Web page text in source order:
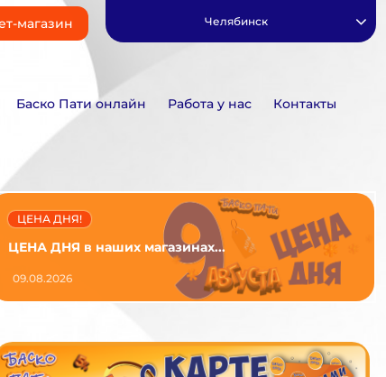
магазин Челябинск
Баско Пати онлайн Работа у нас Контакты
ЦЕНА ДНЯ в наших магазинах...
ЦЕНА ДНЯ!
09.08.2026